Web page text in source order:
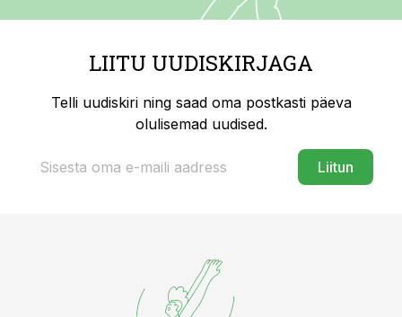
LIITU UUDISKIRJAGA
Telli uudiskiri ning saad oma postkasti päeva
olulisemad uudised.
Liitun